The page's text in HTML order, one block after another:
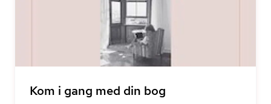
Kom i gang med din bog